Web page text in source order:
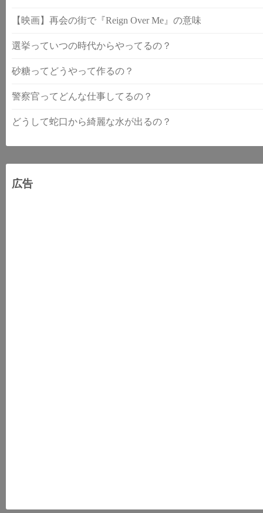
【映画】再会の街で『Reign Over Me』の意味
選挙っていつの時代からやってるの？
砂糖ってどうやって作るの？
警察官ってどんな仕事してるの？
どうして蛇口から綺麗な水が出るの？
広告